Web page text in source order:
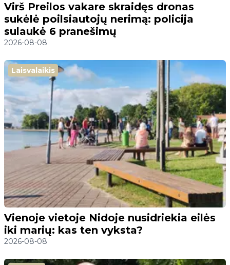
Virš Preilos vakare skraidęs dronas
sukėlė poilsiautojų nerimą: policija
sulaukė 6 pranešimų
2026-08-08
Laisvalaikis
Vienoje vietoje Nidoje nusidriekia eilės
iki marių: kas ten vyksta?
2026-08-08